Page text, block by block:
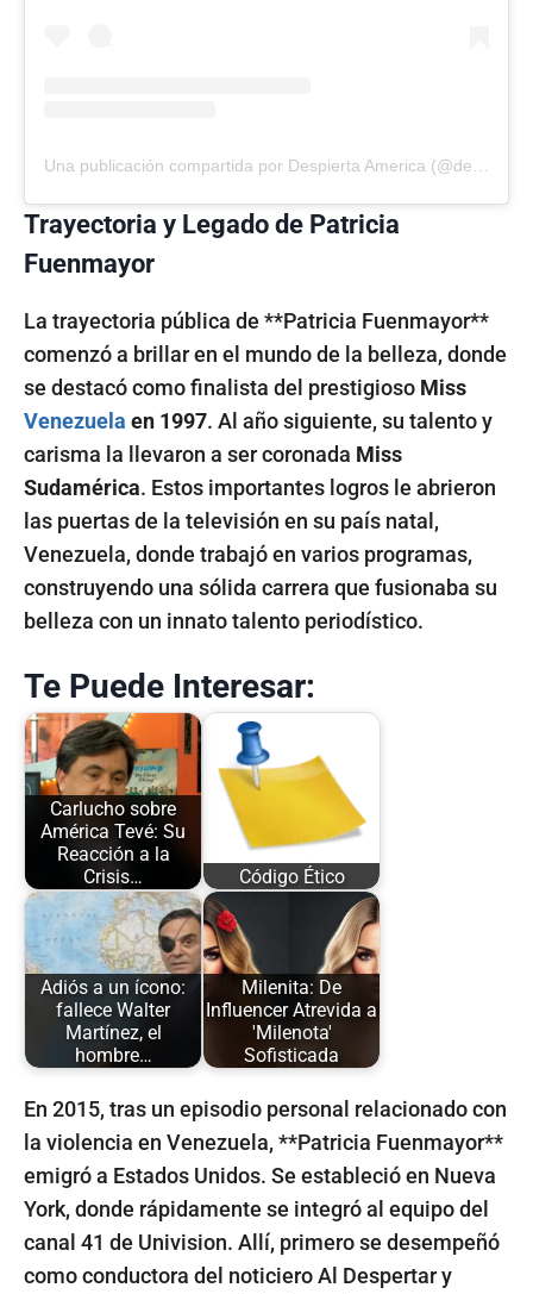
Trayectoria y Legado de Patricia
Fuenmayor
La trayectoria pública de **Patricia Fuenmayor**
comenzó a brillar en el mundo de la belleza, donde
se destacó como finalista del prestigioso Miss
Venezuela en 1997. Al año siguiente, su talento y
carisma la llevaron a ser coronada Miss
Sudamérica. Estos importantes logros le abrieron
las puertas de la televisión en su país natal,
Venezuela, donde trabajó en varios programas,
construyendo una sólida carrera que fusionaba su
belleza con un innato talento periodístico.
Te Puede Interesar:
Carlucho sobre
América Tevé: Su
Reacción a la
Crisis…
Código Ético
Adiós a un ícono:
fallece Walter
Martínez, el
hombre…
Milenita: De
Influencer Atrevida a
'Milenota'
Sofisticada
En 2015, tras un episodio personal relacionado con
la violencia en Venezuela, **Patricia Fuenmayor**
emigró a Estados Unidos. Se estableció en Nueva
York, donde rápidamente se integró al equipo del
canal 41 de Univision. Allí, primero se desempeñó
como conductora del noticiero Al Despertar y